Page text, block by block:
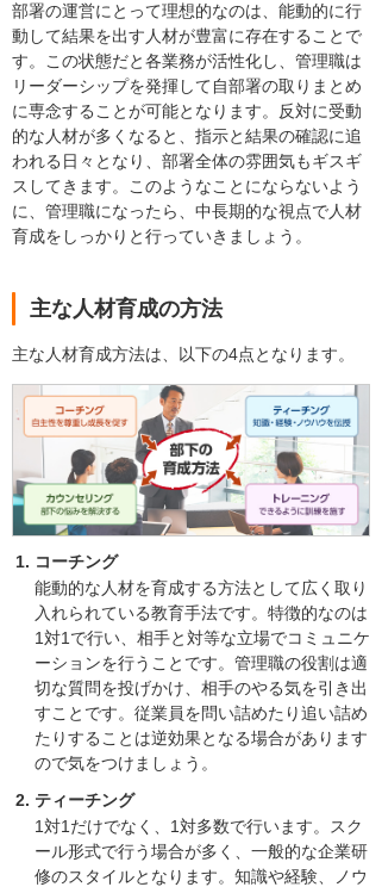
部署の運営にとって理想的なのは、能動的に行
動して結果を出す人材が豊富に存在することで
す。この状態だと各業務が活性化し、管理職は
リーダーシップを発揮して自部署の取りまとめ
に専念することが可能となります。反対に受動
的な人材が多くなると、指示と結果の確認に追
われる日々となり、部署全体の雰囲気もギスギ
スしてきます。このようなことにならないよう
に、管理職になったら、中長期的な視点で人材
育成をしっかりと行っていきましょう。
主な人材育成の方法
主な人材育成方法は、以下の4点となります。
コーチング
能動的な人材を育成する方法として広く取り
入れられている教育手法です。特徴的なのは
1対1で行い、相手と対等な立場でコミュニケ
ーションを行うことです。管理職の役割は適
切な質問を投げかけ、相手のやる気を引き出
すことです。従業員を問い詰めたり追い詰め
たりすることは逆効果となる場合があります
ので気をつけましょう。
ティーチング
1対1だけでなく、1対多数で行います。スク
ール形式で行う場合が多く、一般的な企業研
修のスタイルとなります。知識や経験、ノウ